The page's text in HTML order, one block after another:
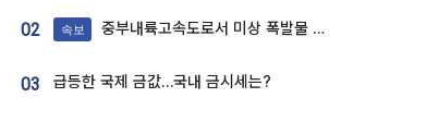
02 속보 중부내륙고속도로서 미상 폭발물 발견
03 급등한 국제 금값…국내 금시세는?